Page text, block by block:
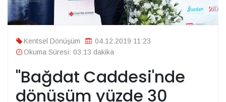
Kentsel Dönüşüm
04.12.2019 11:23
Okuma Süresi: 03:13 dakika
"Bağdat Caddesi'nde
dönüşüm yüzde 30